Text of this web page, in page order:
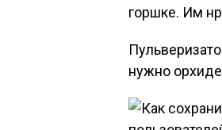
горшке. Им
нужно